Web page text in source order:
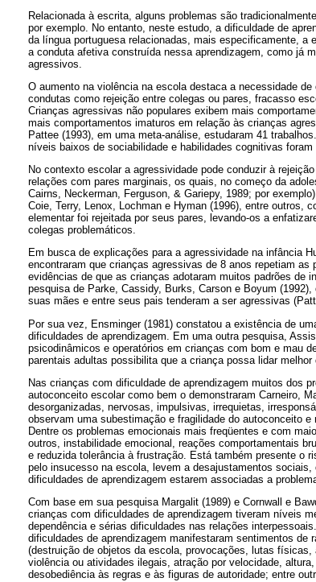
Relacionada à escrita, alguns problemas são
por exemplo. No entanto, neste estudo, a dificuldade de
da língua portuguesa relacionadas, mais especificamente,
a conduta afetiva construída nessa aprendizagem, como já
agressivos.
O aumento na violência na escola destaca a necessidade
condutas como rejeição entre colegas ou pares, fracasso
Crianças agressivas não populares exibem mais
mais comportamentos imaturos em relação às crianças
Pattee (1993), em uma meta-análise, estudaram 41
níveis baixos de sociabilidade e habilidades cognitivas
No contexto escolar a agressividade pode conduzir à
relações com pares marginais, os quais, no começo da
Cairns, Neckerman, Ferguson, & Gariepy, 1989; por
Coie, Terry, Lenox, Lochman e Hyman (1996), entre outros,
elementar foi rejeitada por seus pares, levando-os a
colegas problemáticos.
Em busca de explicações para a agressividade na infância
encontraram que crianças agressivas de 8 anos repetiam
evidências de que as crianças adotaram muitos padrões de
pesquisa de Parke, Cassidy, Burks, Carson e Boyum
suas mães e entre seus pais tenderam a ser agressivas
Por sua vez, Ensminger (1981) constatou a existência de
dificuldades de aprendizagem. Em uma outra pesquisa,
psicodinâmicos e operatórios em crianças com bom e mau
parentais adultas possibilita que a criança possa lidar melhor
Nas crianças com dificuldade de aprendizagem muitos dos
autoconceito escolar como bem o demonstraram Carneiro,
desorganizadas, nervosas, impulsivas, irrequietas,
observam uma subestimação e fragilidade do autoconceito
Dentre os problemas emocionais mais freqüentes e com
outros, instabilidade emocional, reações comportamentais
e reduzida tolerância à frustração. Está também presente o
pelo insucesso na escola, levem a desajustamentos
dificuldades de aprendizagem estarem associadas a
Com base em sua pesquisa Margalit (1989) e Cornwall e
crianças com dificuldades de aprendizagem tiveram níveis
dependência e sérias dificuldades nas relações
dificuldades de aprendizagem manifestaram sentimentos
(destruição de objetos da escola, provocações, lutas
violência ou atividades ilegais, atração por velocidade,
desobediência às regras e às figuras de autoridade; entre